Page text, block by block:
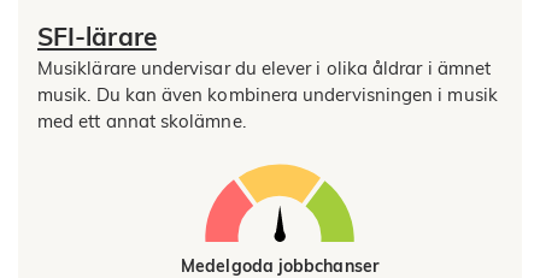
SFI-lärare
Musiklärare undervisar du elever i olika åldrar i ämnet
musik. Du kan även kombinera undervisningen i musik
med ett annat skolämne.
Medelgoda jobbchanser